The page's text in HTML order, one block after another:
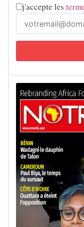
j'accepte les